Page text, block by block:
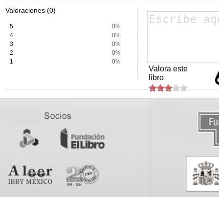
Valoraciones (0)
5
0%
4
0%
3
0%
2
0%
1
0%
Valora este
libro